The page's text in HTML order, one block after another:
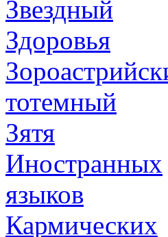
Звездный
Здоровья
тотемный
Зятя
Иностранных
языков
Кармических